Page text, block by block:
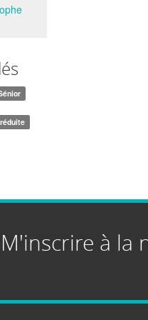
M'inscrire à la